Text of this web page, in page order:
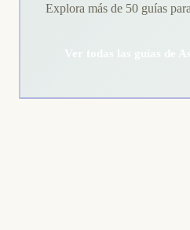
Explora más de 50 guías
Ver todas las guías de